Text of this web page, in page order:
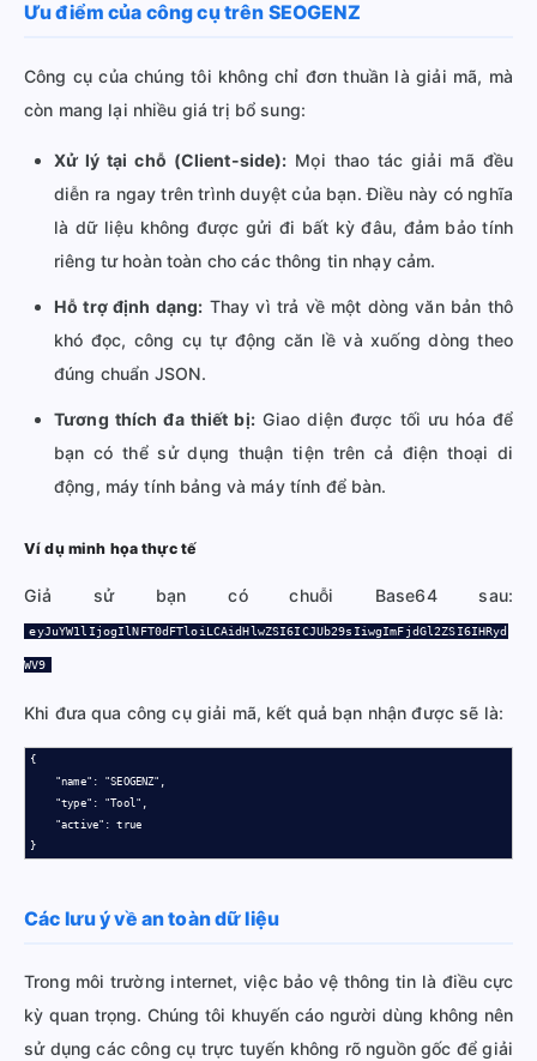
Ưu điểm của công cụ trên SEOGENZ
Công cụ của chúng tôi không chỉ đơn thuần là giải mã, mà
còn mang lại nhiều giá trị bổ sung:
Xử lý tại chỗ (Client-side): Mọi thao tác giải mã đều
diễn ra ngay trên trình duyệt của bạn. Điều này có nghĩa
là dữ liệu không được gửi đi bất kỳ đâu, đảm bảo tính
riêng tư hoàn toàn cho các thông tin nhạy cảm.
Hỗ trợ định dạng: Thay vì trả về một dòng văn bản thô
khó đọc, công cụ tự động căn lề và xuống dòng theo
đúng chuẩn JSON.
Tương thích đa thiết bị:Giao diện được tối ưu hóa để
bạn có thể sử dụng thuận tiện trên cả điện thoại di
động, máy tính bảng và máy tính để bàn.
Ví dụ minh họa thực tế
Giả sử bạn có chuỗi Base64 sau:
eyJuYW1lIjogIlNFT0dFTloiLCAidHlwZSI6ICJUb29sIiwgImFjdGl2ZSI6IHRyd
WV9
Khi đưa qua công cụ giải mã, kết quả bạn nhận được sẽ là:
{
    "name": "SEOGENZ",
    "type": "Tool",
    "active": true
}
Các lưu ý về an toàn dữ liệu
Trong môi trường internet, việc bảo vệ thông tin là điều cực
kỳ quan trọng. Chúng tôi khuyến cáo người dùng không nên
sử dụng các công cụ trực tuyến không rõ nguồn gốc để giải